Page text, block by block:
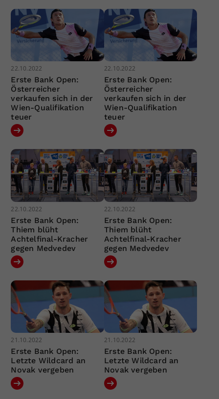
22.10.2022
Erste Bank Open:
Österreicher
verkaufen sich in der
Wien-Qualifikation
teuer
22.10.2022
Erste Bank Open:
Österreicher
verkaufen sich in der
Wien-Qualifikation
teuer
22.10.2022
Erste Bank Open:
Thiem blüht
Achtelfinal-Kracher
gegen Medvedev
22.10.2022
Erste Bank Open:
Thiem blüht
Achtelfinal-Kracher
gegen Medvedev
21.10.2022
Erste Bank Open:
Letzte Wildcard an
Novak vergeben
21.10.2022
Erste Bank Open:
Letzte Wildcard an
Novak vergeben